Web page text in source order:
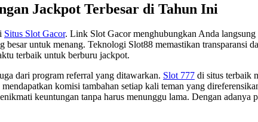
Jackpot Terbesar di Tahun Ini
Situs Slot Gacor. Link Slot Gacor menghubungkan Anda
untuk menang. Teknologi Slot88 memastikan transparansi
terbaik untuk berburu jackpot.
dari program referral yang ditawarkan. Slot 777 di situs terbaik
komisi tambahan setiap kali teman yang
keuntungan tanpa harus menunggu lama. Dengan adanya